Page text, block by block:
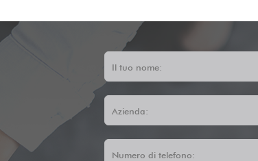
Il tuo nome:
Azienda:
Numero di telefono: